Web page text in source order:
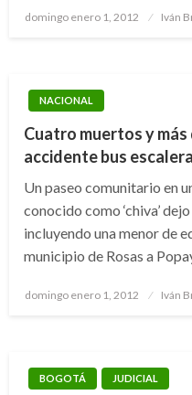
Publicado
domingo enero 1, 2012 Iván
NACIONAL
Cuatro muertos y
accidente bus
Un paseo comunitario en
conocido como ‘chiva’
incluyendo una menor de
municipio de Rosas a
Publicado
domingo enero 1, 2012 Iván
BOGOTÁ JUDICIAL